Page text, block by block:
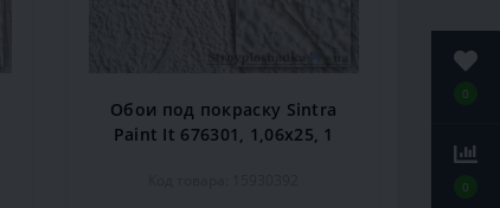
0
0
Обои под покраску Sintra
Paint It 676301, 1,06x25, 1